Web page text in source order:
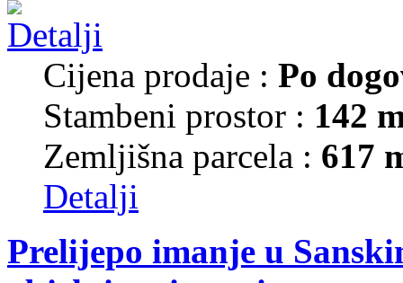
Cijena prodaje : Po
Stambeni prostor : 142
Zemljišna parcela : 617
Detalji
Prelijepo imanje u